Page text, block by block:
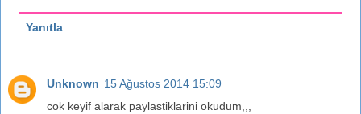
Yanıtla
Unknown 15 Ağustos 2014 15:09
cok keyif alarak paylastiklarini okudum,,,